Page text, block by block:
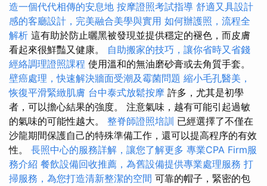
造一個代代相傳的安息地 按摩證照考試指導 舒適又具設計
感的客廳設計，完美融合美學與實用 如何辦護照，流程全
解析 這有助於防止曬黑被發現並提供穩定的褪色，而皮膚
看起來很鮮豔又健康。 自助搬家的技巧，讓你省時又省錢
經絡調理證照課程 使用溫和的無油磨砂膏或去角質手套。
壁癌處理，快速解決牆面受潮及霉菌問題 縮小毛孔醫美，
恢復平滑緊緻肌膚 台中泰式放鬆按摩 許多，尤其是初學
者，可以擔心結果的強度。 注意氣味，越有可能引起過敏
的氣味的可能性越大。 整脊師證照培訓 已經選擇了不僅在
沙龍期間保護自己的特殊準備工作，還可以提高程序的有效
性。 長照中心的服務詳解，讓您了解更多 專業CPA Firm服
務介紹 餐飲設備回收推薦，為舊設備提供專業處理服務 打
掃服務，為您打造清新整潔的空間 可靠的帽子，緊密的包